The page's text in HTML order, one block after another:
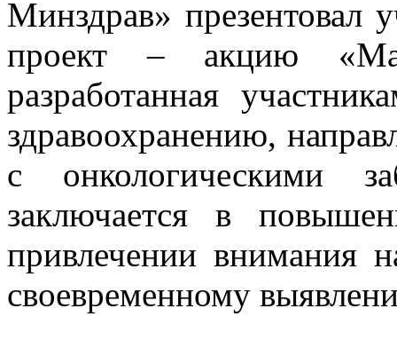
Минздрав» презентовал
проект – акцию
разработанная
здравоохранению,
с онкологическими
заключается в
привлечении внимания
своевременному